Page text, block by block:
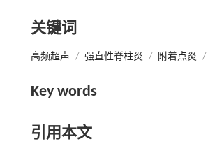
关键词
高频超声 / 强直性脊柱炎 / 附着点炎 /
Key words
引用本文